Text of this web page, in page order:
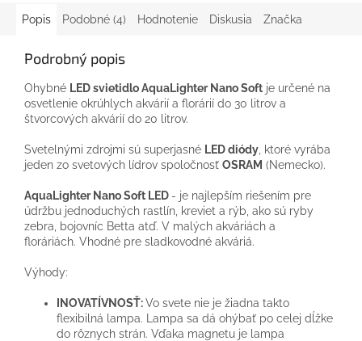
Popis Podobné (4) Hodnotenie Diskusia Značka
Podrobný popis
Ohybné LED svietidlo AquaLighter Nano Soft je určené na
osvetlenie okrúhlych akvárií a florárií do 30 litrov a
štvorcových akvárií do 20 litrov.
Svetelnými zdrojmi sú superjasné LED diódy , ktoré vyrába
jeden zo svetových lídrov spoločnosť OSRAM (Nemecko).
AquaLighter Nano Soft LED - je najlepším riešením pre
údržbu jednoduchých rastlín, kreviet a rýb, ako sú ryby
zebra, bojovníc Betta atď. V malých akváriách a
floráriách. Vhodné pre sladkovodné akváriá.
Výhody:
INOVATÍVNOSŤ:Vo svete nie je žiadna takto
flexibilná lampa. Lampa sa dá ohýbať po celej dĺžke
do rôznych strán. Vďaka magnetu je lampa